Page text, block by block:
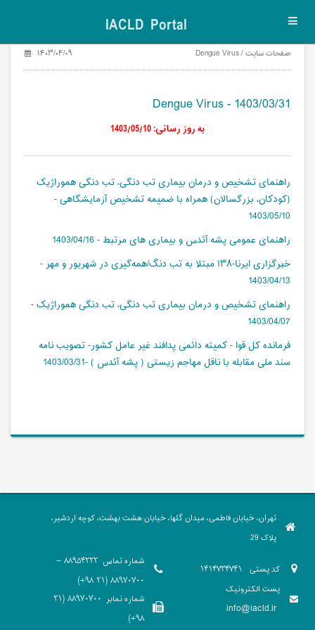
IACLD Portal
صفحات سایت / Dengue Virus ۱۴۰۳/۰۴/۰۹
Dengue Virus - 1403/03/31
به روز رسانی: 1403/05/10
راهنمای تشخیص و درمان بیماری تب ‌دنگی، تب دنگی هموراژیک
(کودکان، بزرگسالان) همراه با ضمیمه تشخیص آزمایشگاهی -
1403/05/10
راهنمای عمومی پشه آئدس و بیماری های مرتبط - 1403/04/16
خبرگزاری ایرنا-۱۳۸ مبتلا به تب دنگ/همه‌گیری در شهریور و مهر -
1403/04/13
راهنمای تشخیص و درمان بیماری تب ‌دنگی، تب دنگی هموراژیک -
1403/04/07
فرمانده کل قوا - کمیته دائمی پدافند غیر عامل کشور- تصویب نامه
سند ملی مقابله با ناقل مهاجم زیستی ( پشه آئدس ) -1403/03/31
تهران، خیابان فاطمی، میدان گلها، خیابان هشت بهشت، کوچه اردشیر،
پلاک 29
کد پستی
پست الکترونیک
info@iacld.ir
شماره تماس
88954222 -
88970700 (21 98+)
شماره نمابر
88970700 (21
98+)